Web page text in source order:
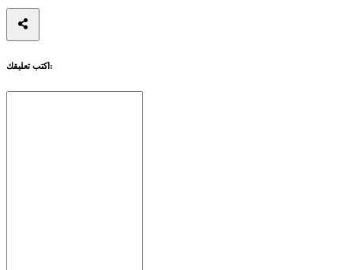
اكتب تعليقك: